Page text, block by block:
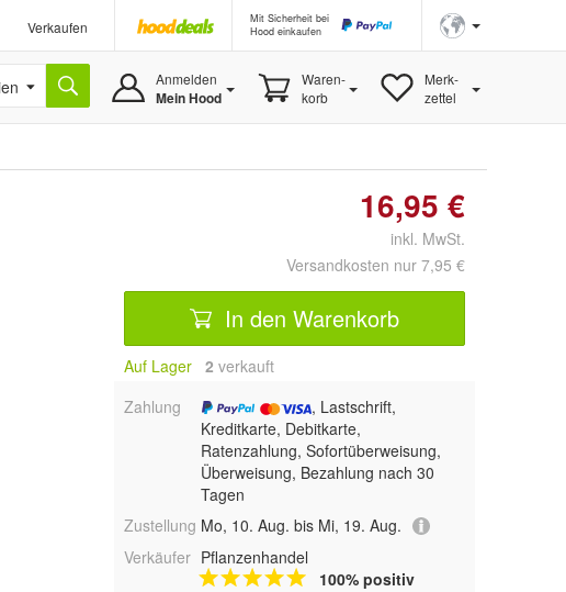
Verkaufen
Mit Sicherheit bei
Hood einkaufen
Anmelden
Mein Hood
Waren-
korb
Merk-
zettel
16,95 €
inkl. MwSt.
Versandkosten nur 7,95 €
In den Warenkorb
Auf Lager 2 verkauft
Zahlung
, Lastschrift,
Kreditkarte, Debitkarte,
Ratenzahlung, Sofortüberweisung,
Überweisung, Bezahlung nach 30
Tagen
Zustellung Mo, 10. Aug. bis Mi, 19. Aug.
Verkäufer Pflanzenhandel
100% positiv